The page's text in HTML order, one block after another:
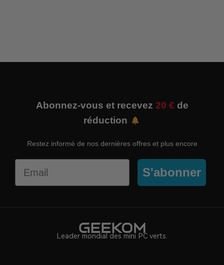
Abonnez-vous et recevez 20 € de
réduction
Restez informé de nos dernières offres et plus encore
S'abonner
Leader mondial des mini PC verts.